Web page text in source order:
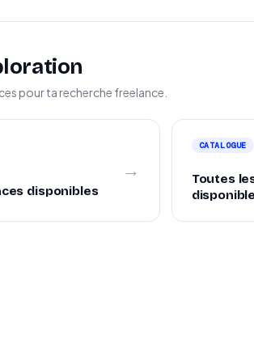
pour ta recherche freelance.
disponibles
→
CATALOGUE
Toutes